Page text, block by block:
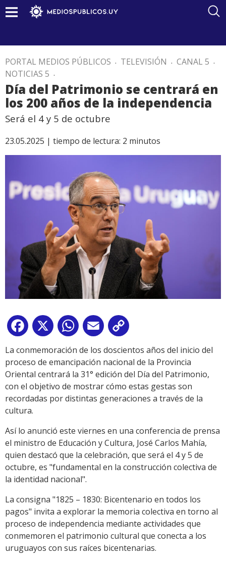
PORTAL MEDIOS PÚBLICOS . TELEVISIÓN . CANAL 5 .
NOTICIAS 5 .
Día del Patrimonio se centrará en
los 200 años de la independencia
Será el 4 y 5 de octubre
23.05.2025 | tiempo de lectura: 2 minutos
Facebook
X WhatsApp
Email
Link
La conmemoración de los doscientos años del inicio del
proceso de emancipación nacional de la Provincia
Oriental centrará la 31° edición del Día del Patrimonio,
con el objetivo de mostrar cómo estas gestas son
recordadas por distintas generaciones a través de la
cultura.
Así lo anunció este viernes en una conferencia de prensa
el ministro de Educación y Cultura, José Carlos Mahía,
quien destacó que la celebración, que será el 4 y 5 de
octubre, es "fundamental en la construcción colectiva de
la identidad nacional".
La consigna "1825 – 1830: Bicentenario en todos los
pagos" invita a explorar la memoria colectiva en torno al
proceso de independencia mediante actividades que
conmemoren el patrimonio cultural que conecta a los
uruguayos con sus raíces bicentenarias.